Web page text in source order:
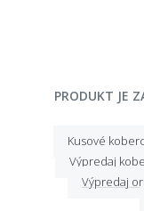
PRODUKT JE
Kusové
Výpredaj
Výpredaj